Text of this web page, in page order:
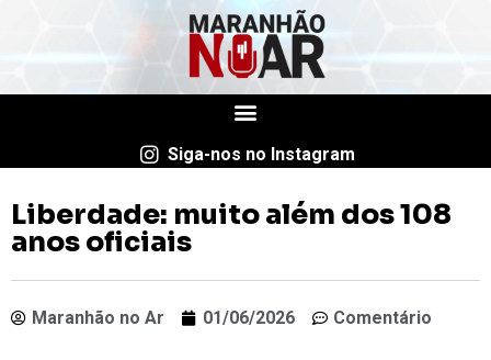
Siga-nos no Instagram
Liberdade: muito além dos 108
anos oficiais
Maranhão no Ar 01/06/2026 Comentário